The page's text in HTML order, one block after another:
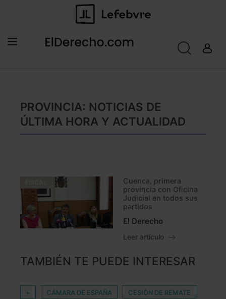
PROVINCIA: NOTICIAS DE
ÚLTIMA HORA Y ACTUALIDAD
Cuenca, primera
provincia con Oficina
Judicial en todos sus
partidos
El Derecho
Leer artículo
TAMBIÉN TE PUEDE INTERESAR
+ CÁMARA DE ESPAÑA CESIÓN DE REMATE